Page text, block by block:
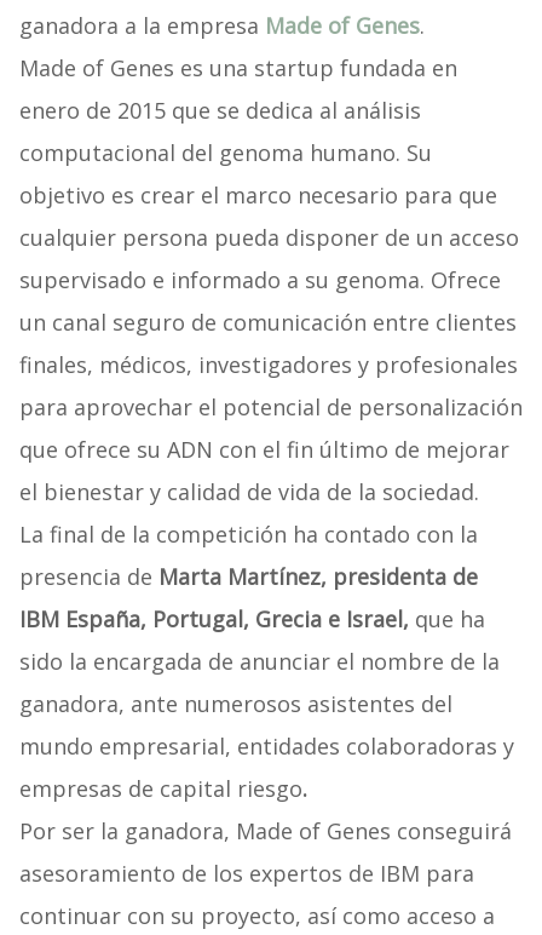
ganadora a la empresa Made of Genes.
Made of Genes es una startup fundada en
enero de 2015 que se dedica al análisis
computacional del genoma humano. Su
objetivo es crear el marco necesario para que
cualquier persona pueda disponer de un acceso
supervisado e informado a su genoma. Ofrece
un canal seguro de comunicación entre clientes
finales, médicos, investigadores y profesionales
para aprovechar el potencial de personalización
que ofrece su ADN con el fin último de mejorar
el bienestar y calidad de vida de la sociedad.
La final de la competición ha contado con la
presencia de Marta Martínez, presidenta de
IBM España, Portugal, Grecia e Israel, que ha
sido la encargada de anunciar el nombre de la
ganadora, ante numerosos asistentes del
mundo empresarial, entidades colaboradoras y
empresas de capital riesgo.
Por ser la ganadora, Made of Genes conseguirá
asesoramiento de los expertos de IBM para
continuar con su proyecto, así como acceso a